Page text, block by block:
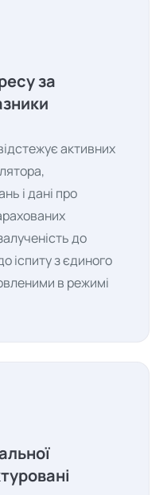
за
активних
і дані про
до
іспиту з єдиного
в режимі